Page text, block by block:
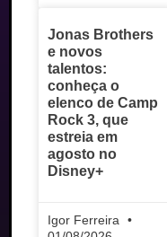
Jonas Brothers
e novos
talentos:
conheça o
elenco de Camp
Rock 3, que
estreia em
agosto no
Disney+
Igor Ferreira